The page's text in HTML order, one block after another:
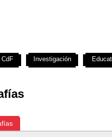
CdF Investigación